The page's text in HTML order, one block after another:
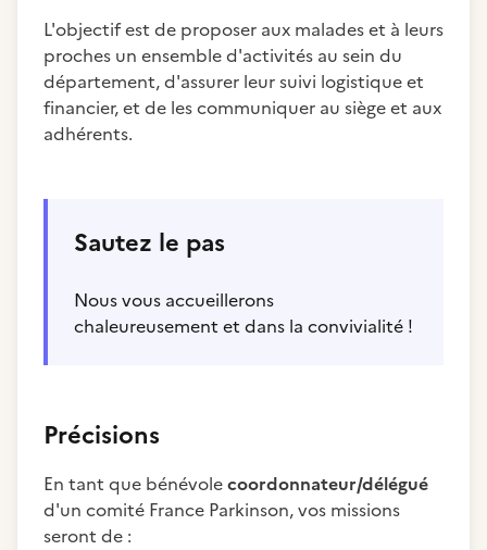
L'objectif est de proposer aux malades et à leurs
proches un ensemble d'activités au sein du
département, d'assurer leur suivi logistique et
financier, et de les communiquer au siège et aux
adhérents.
Sautez le pas
Nous vous accueillerons
chaleureusement et dans la convivialité !
Précisions
En tant que bénévolecoordonnateur/délégué
d'un comité France Parkinson, vos missions
seront de :